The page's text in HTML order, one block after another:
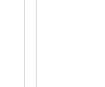
fingrar åt gången,
kontroller. De
gör att allt
här skärmen gör
bilder.